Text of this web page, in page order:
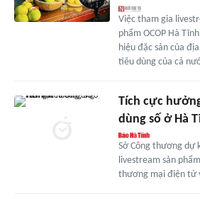
Việc tham gia
phẩm OCOP Hà
hiệu đặc sản của
tiêu dùng của cả
Tích cực
dùng số ở Hà
Sở Công thương dự
livestream sản
thương mại điện tử